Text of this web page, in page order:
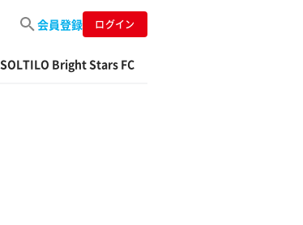
会員登録 ログイン
SOLTILO Bright Stars FC